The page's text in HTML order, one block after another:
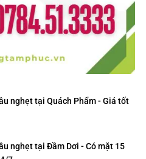
nghẹt tại Quách Phẩm - Giá tốt
nghẹt tại Đầm Dơi - Có mặt 15